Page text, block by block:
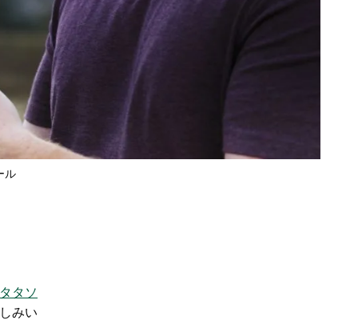
ル
タタソ
みい